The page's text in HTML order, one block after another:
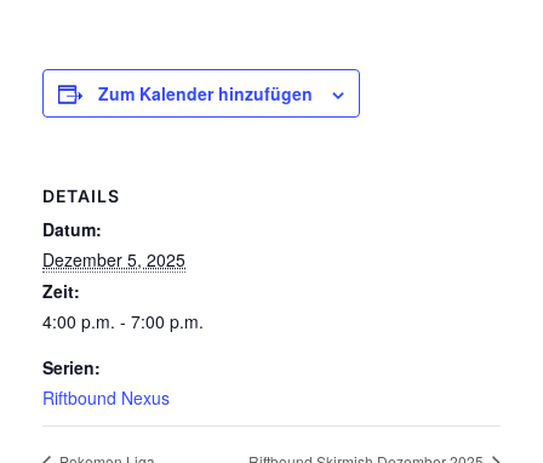
Zum Kalender hinzufügen
DETAILS
Datum:
Dezember 5, 2025
Zeit:
4:00 p.m. - 7:00 p.m.
Serien:
Riftbound Nexus